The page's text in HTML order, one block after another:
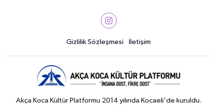
Gizlilik Sözleşmesi İletişim
Akça Koca Kültür Platformu 2014 yılında Kocaeli'de kuruldu.